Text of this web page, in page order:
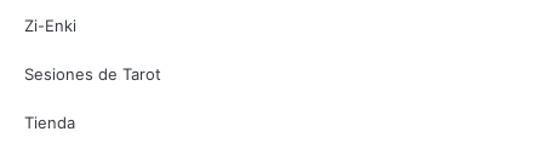
Zi-Enki
Sesiones de Tarot
Tienda